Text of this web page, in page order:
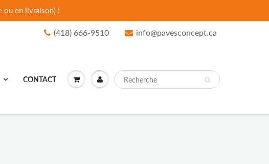
ou en livraison) !
(418) 666-9510 info@pavesconcept.ca
CONTACT